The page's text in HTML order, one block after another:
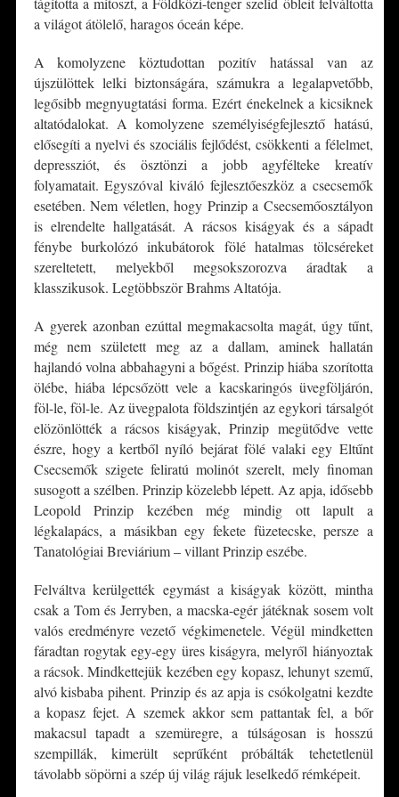
a világot átölelő, haragos óceán képe.
A komolyzene köztudottan pozitív hatással van az
újszülöttek lelki biztonságára, számukra a legalapvetőbb,
legősibb megnyugtatási forma. Ezért énekelnek a kicsiknek
altatódalokat. A komolyzene személyiségfejlesztő hatású,
elősegíti a nyelvi és szociális fejlődést, csökkenti a félelmet,
depressziót, és ösztönzi a jobb agyfélteke kreatív
folyamatait. Egyszóval kiváló fejlesztőeszköz a csecsemők
esetében. Nem véletlen, hogy Prinzip a Csecsemőosztályon
is elrendelte hallgatását. A rácsos kiságyak és a sápadt
fénybe burkolózó inkubátorok fölé hatalmas tölcséreket
szereltetett, melyekből megsokszorozva áradtak a
klasszikusok. Legtöbbször Brahms Altatója.
A gyerek azonban ezúttal megmakacsolta magát, úgy tűnt,
még nem született meg az a dallam, aminek hallatán
hajlandó volna abbahagyni a bőgést. Prinzip hiába szorította
ölébe, hiába lépcsőzött vele a kacskaringós üvegföljárón,
föl-le, föl-le. Az üvegpalota földszintjén az egykori társalgót
elözönlötték a rácsos kiságyak, Prinzip megütődve vette
észre, hogy a kertből nyíló bejárat fölé valaki egy Eltűnt
Csecsemők szigete feliratú molinót szerelt, mely finoman
susogott a szélben. Prinzip közelebb lépett. Az apja, idősebb
Leopold Prinzip kezében még mindig ott lapult a
légkalapács, a másikban egy fekete füzetecske, persze a
Tanatológiai Breviárium – villant Prinzip eszébe.
Felváltva kerülgették egymást a kiságyak között, mintha
csak a Tom és Jerryben, a macska-egér játéknak sosem volt
valós eredményre vezető végkimenetele. Végül mindketten
fáradtan rogytak egy-egy üres kiságyra, melyről hiányoztak
a rácsok. Mindkettejük kezében egy kopasz, lehunyt szemű,
alvó kisbaba pihent. Prinzip és az apja is csókolgatni kezdte
a kopasz fejet. A szemek akkor sem pattantak fel, a bőr
makacsul tapadt a szemüregre, a túlságosan is hosszú
szempillák, kimerült seprűként próbálták tehetetlenül
távolabb söpörni a szép új világ rájuk leselkedő rémképeit.